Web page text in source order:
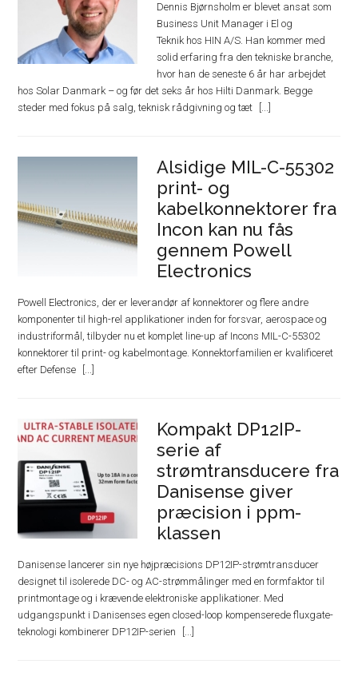
Dennis Bjørnsholm er blevet ansat som
Business Unit Manager i El og
Teknik hos HIN A/S. Han kommer med
solid erfaring fra den tekniske branche,
hvor han de seneste 6 år har arbejdet
hos Solar Danmark – og før det seks år hos Hilti Danmark. Begge
steder med fokus på salg, teknisk rådgivning og tæt
Alsidige MIL-C-55302
print- og
kabelkonnektorer fra
Incon kan nu fås
gennem Powell
Electronics
Powell Electronics, der er leverandør af konnektorer og flere andre
komponenter til high-rel applikationer inden for forsvar, aerospace og
industriformål, tilbyder nu et komplet line-up af Incons MIL-C-55302
konnektorer til print- og kabelmontage. Konnektorfamilien er kvalificeret
efter Defense
Kompakt DP12IP-
serie af
strømtransducere fra
Danisense giver
præcision i ppm-
klassen
Danisense lancerer sin nye højpræcisions DP12IP-strømtransducer
designet til isolerede DC- og AC-strømmålinger med en formfaktor til
printmontage og i krævende elektroniske applikationer. Med
udgangspunkt i Danisenses egen closed-loop kompenserede fluxgate-
teknologi kombinerer DP12IP-serien